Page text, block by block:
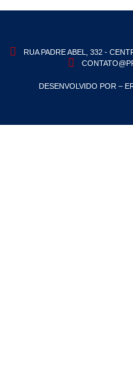
RUA PADRE ABEL, 332 -
DESENVOLVIDO POR –